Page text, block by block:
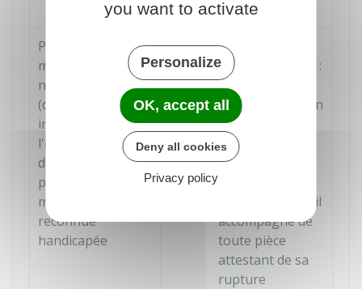
naissance suffit
Personne de
moins de 30 ans
non indemnisée
(durée d'activité
insuffisante pour
l'ouverture de
droits) ou
personne de
moins de 30 ans
reconnue
handicapée
Pour les 26 à
moins de 30 ans :
attestation sur
l'honneur de non
indemnisation
par le régime
d'assurance
contrat de travail
accompagné de
toute pièce
attestant de sa
rupture
you want to activate
Personalize
OK, accept all
Deny all cookies
Privacy policy